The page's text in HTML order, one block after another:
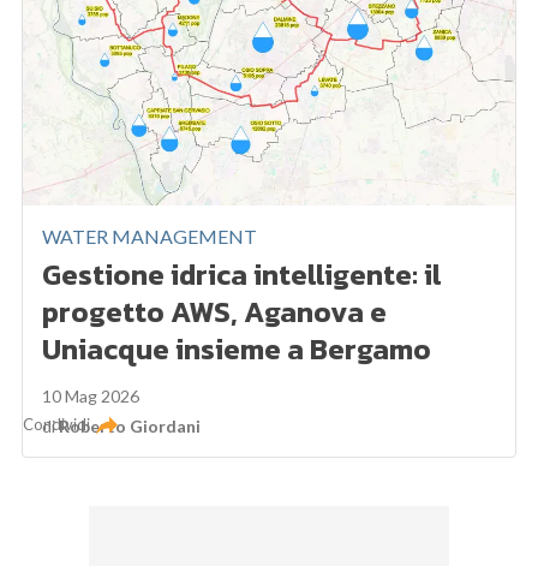
WATER MANAGEMENT
Gestione idrica intelligente: il
progetto AWS, Aganova e
Uniacque insieme a Bergamo
10 Mag 2026
diRoberto Giordani
Condividi